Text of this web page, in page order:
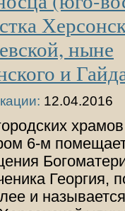
ныне
и
12.04.2016
6-м
Георгия,
и